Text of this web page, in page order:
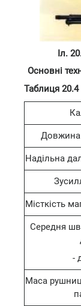
Іл.
Основні
Таблиця 20.4
Довжина
Надільна
Місткість
Середня
-
Маса